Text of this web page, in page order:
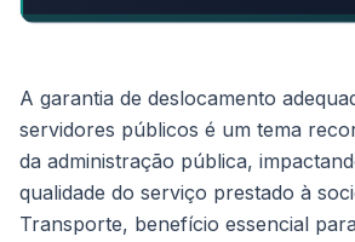
A garantia de deslocamento
servidores públicos é um tema
da administração pública,
qualidade do serviço prestado à
Transporte, benefício essencial